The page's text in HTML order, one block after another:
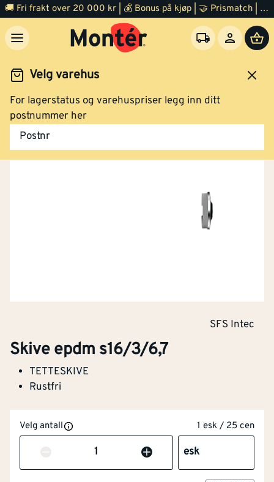
🚚 Fri frakt over 20 000 kr | 💰 Bonus på kjøp | 🤝 Prismatch | ⭐ 100% fornøyd garanti | 🏪 140 byggevarehus
Velg varehus
For lagerstatus og varehuspriser legg inn ditt
postnummer her
Postnr
Festemidler Skiver og muttere
SFS Intec
Skive epdm s16/3/6,7
TETTESKIVE
Rustfri
Velg antall 1 esk / 25 cen
Antall esk